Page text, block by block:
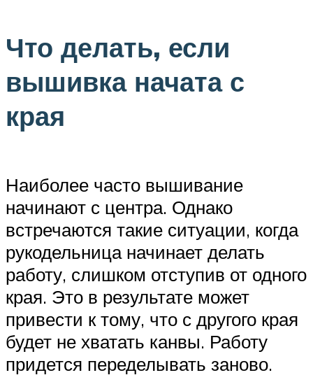
Что делать, если
вышивка начата с
края
Наиболее часто вышивание
начинают с центра. Однако
встречаются такие ситуации, когда
рукодельница начинает делать
работу, слишком отступив от одного
края. Это в результате может
привести к тому, что с другого края
будет не хватать канвы. Работу
придется переделывать заново.